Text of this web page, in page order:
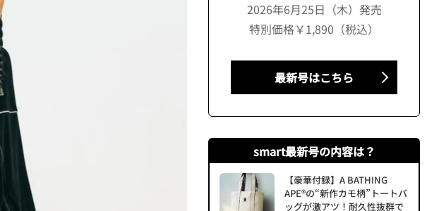
2026年6月25日（木）発売
特別価格￥1,890（税込）
最新号はこちら
smart最新号の内容は？
【豪華付録】A BATHING
APE®の“新作カモ柄”トートバ
ッグが激アツ！耐久性抜群で